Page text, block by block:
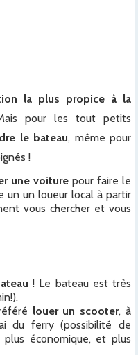
la plus propice à la
pour les tout petits
le bateau, même pour
!
une voiture pour faire le
un un loueur local à partir
vous chercher et vous
! Le bateau est très
louer un scooter, à
du ferry (possibilité de
plus économique, et plus